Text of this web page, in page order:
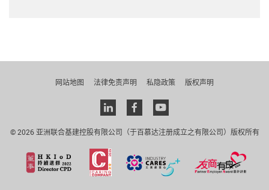
网站地图 法律免责声明 私隐政策 版权声明
Linkedinfacebookyoutube
© 2026 亚洲联合基建控股有限公司（于百慕达注册成立之有限公司）版权所有